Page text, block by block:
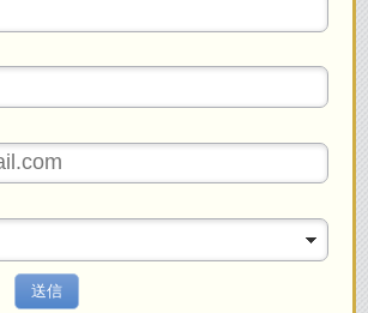
送信